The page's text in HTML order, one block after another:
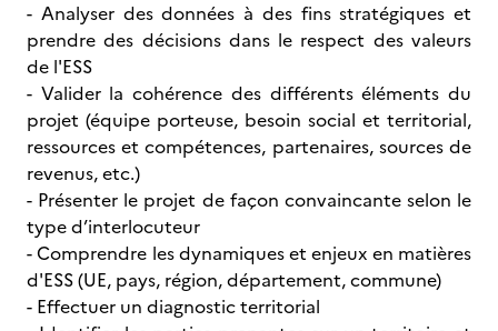
- Analyser des données à des fins stratégiques et
prendre des décisions dans le respect des valeurs
de l'ESS
- Valider la cohérence des différents éléments du
projet (équipe porteuse, besoin social et territorial,
ressources et compétences, partenaires, sources de
revenus, etc.)
- Présenter le projet de façon convaincante selon le
type d’interlocuteur
- Comprendre les dynamiques et enjeux en matières
d'ESS (UE, pays, région, département, commune)
- Effectuer un diagnostic territorial